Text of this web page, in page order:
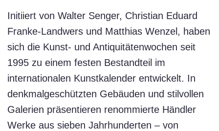
Initiiert von Walter Senger, Christian Eduard
Franke-Landwers und Matthias Wenzel, haben
sich die Kunst- und Antiquitätenwochen seit
1995 zu einem festen Bestandteil im
internationalen Kunstkalender entwickelt. In
denkmalgeschützten Gebäuden und stilvollen
Galerien präsentieren renommierte Händler
Werke aus sieben Jahrhunderten – von